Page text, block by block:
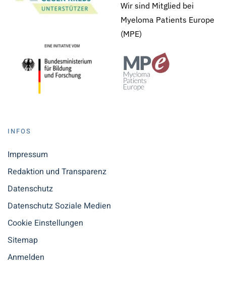
Wir sind Mitglied bei
Myeloma Patients Europe
(MPE)
INFOS
Impressum
Redaktion und Transparenz
Datenschutz
Datenschutz Soziale Medien
Cookie Einstellungen
Sitemap
Anmelden